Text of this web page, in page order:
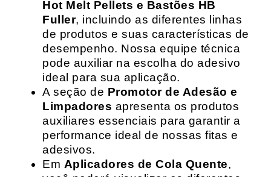
Hot Melt Pellets e Bastões HB
Fuller, incluindo as diferentes linhas
de produtos e suas características de
desempenho. Nossa equipe técnica
pode auxiliar na escolha do adesivo
ideal para sua aplicação.
A seção de Promotor de Adesão e
Limpadores apresenta os produtos
auxiliares essenciais para garantir a
performance ideal de nossas fitas e
adesivos.
Em Aplicadores de Cola Quente,